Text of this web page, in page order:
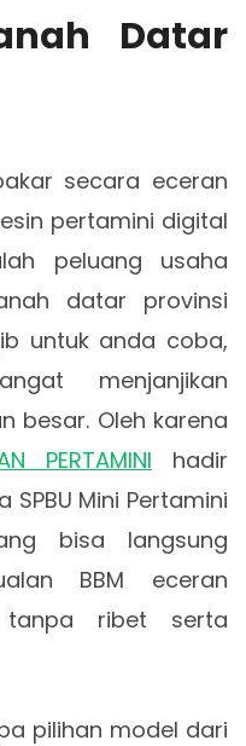
Datar
secara eceran
pertamini digital
peluang usaha
datar provinsi
untuk anda coba,
menjanjikan
besar. Oleh karena
PERTAMINI hadir
Mini Pertamini
bisa langsung
BBM eceran
ribet serta
pilihan model dari